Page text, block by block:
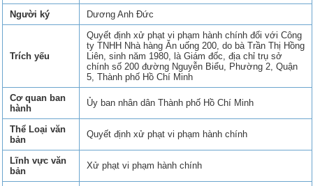
Người ký
Dương Anh Đức
Trích yếu
Quyết định xử phạt vi phạm hành chính đối với Công
ty TNHH Nhà hàng Ăn uống 200, do bà Trần Thị Hồng
Liên, sinh năm 1980, là Giám đốc, địa chỉ trụ sở
chính số 200 đường Nguyễn Biểu, Phường 2, Quận
5, Thành phố Hồ Chí Minh
Cơ quan ban
hành
Ủy ban nhân dân Thành phố Hồ Chí Minh
Thể Loại văn
bản
Quyết định xử phạt vi phạm hành chính
Lĩnh vực văn
bản
Xử phạt vi phạm hành chính